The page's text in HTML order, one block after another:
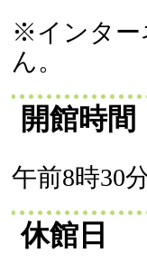
※インター
ん。
開館時間
午前8時30
休館日